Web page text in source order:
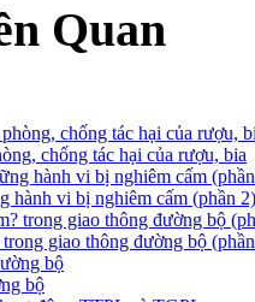
Quan
chống tác hại của rượu, bia
hành vi bị nghiêm cấm (phần 2)
giao thông đường bộ
bộ